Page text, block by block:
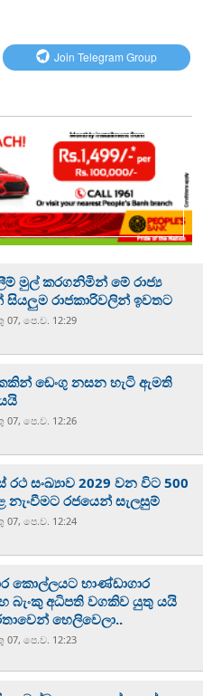
Join Telegram Group
මුල් කරගනිමින් මේ රාජ්‍ය
රාජකාරිවලින් ඉවතට
පෙ.ව. 12:29
ඩෙංගු නසන හැටි ඇමති
පෙ.ව. 12:26
රථ සංඛ්‍යාව 2029 වන විට 500
නැංවීමට රජයෙන් සැලසුම්
පෙ.ව. 12:24
කොල්ලයට භාණ්ඩාගාර
බැංකු අධිපති වගකිව යුතු යයි
හෙලිවෙලා..
පෙ.ව. 12:23